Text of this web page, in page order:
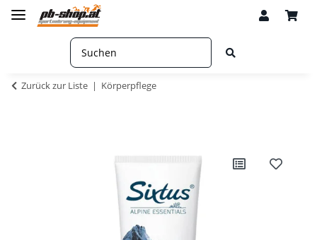
Zurück zur Liste Körperpflege